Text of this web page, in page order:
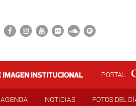
PORTAL
AGENDA NOTICIAS FOTOS DEL